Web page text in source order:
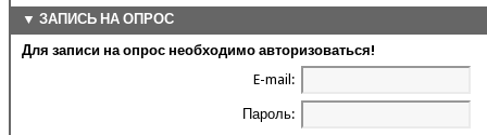
▼ ЗАПИСЬ НА ОПРОС
Для записи на опрос необходимо авторизоваться!
E-mail:
Пароль: